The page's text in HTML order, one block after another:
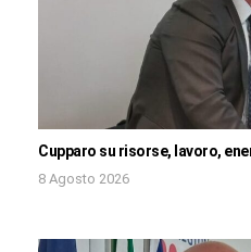
Cupparo su risorse, lavoro,
8 Agosto 2026